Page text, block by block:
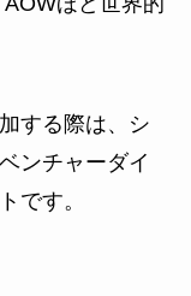
する際は、シ
ンチャーダイ
です。